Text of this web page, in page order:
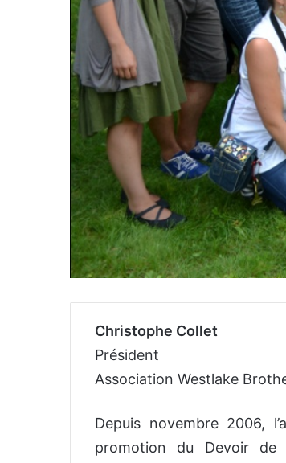
Christophe Collet
Président
Association Westlake
Depuis novembre 2006,
promotion du Devoir de